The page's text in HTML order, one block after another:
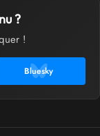
?
!
Bluesky